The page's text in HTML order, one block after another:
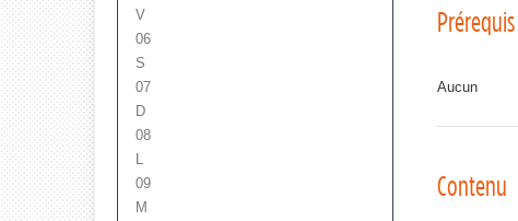
V
06
S
07
D
08
L
09
M
Prérequis
Aucun
Contenu